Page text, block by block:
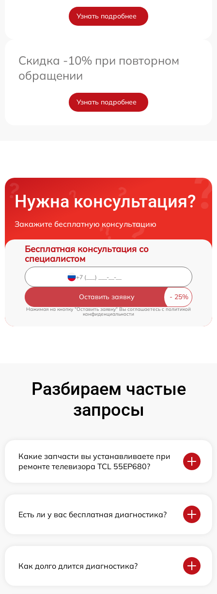
Узнать подробнее
Скидка -10% при повторном
обращении
Узнать подробнее
Нужна консультация?
Закажите бесплатную консультацию
Бесплатная консультация со
специалистом
Оставить заявку
Нажимая на кнопку "Оставить заявку" Вы соглашаетесь c политикой
конфиденциальности
Разбираем частые
запросы
Какие запчасти вы устанавливаете при
ремонте телевизора TCL 55EP680?
Есть ли у вас бесплатная диагностика?
Как долго длится диагностика?